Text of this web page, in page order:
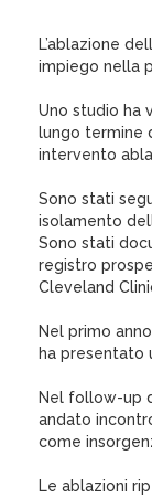
L’ablazione
impiego nella
Uno studio ha
lungo termine
intervento
Sono stati
isolamento
Sono stati
registro
Cleveland
Nel primo
ha presentato
Nel follow-up
andato
come
Le ablazioni